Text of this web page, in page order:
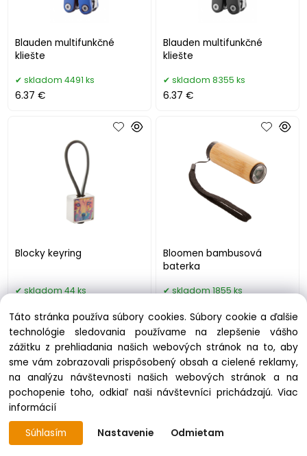
Blauden multifunkčné
kliešte
skladom 4491 ks
6.37 €
Blauden multifunkčné
kliešte
skladom 8355 ks
6.37 €
Blocky keyring
skladom 44 ks
Bloomen bambusová
baterka
skladom 1855 ks
Táto stránka používa súbory cookies. Súbory cookie a ďalšie
technológie sledovania používame na zlepšenie vášho
zážitku z prehliadania našich webových stránok na to, aby
sme vám zobrazovali prispôsobený obsah a cielené reklamy,
na analýzu návštevnosti našich webových stránok a na
pochopenie toho, odkiaľ naši návštevníci prichádzajú.Viac
informácií
Súhlasím
Nastavenie Odmietam